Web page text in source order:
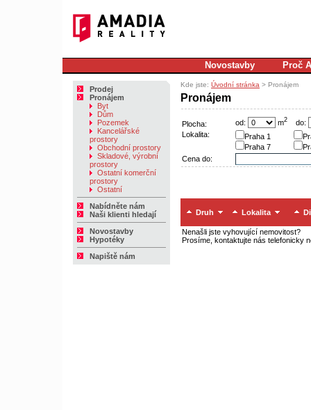
Novostavby Proč
Prodej
Pronájem
Byt
Dům
Pozemek
Kancelářské
prostory
Obchodní prostory
Skladové, výrobní
prostory
Ostatní komerční
prostory
Ostatní
Nabídněte nám
Naši klienti hledají
Novostavby
Hypotéky
Napiště nám
Kde jste: Úvodní stránka > Pronájem
Pronájem
Plocha: od: m2 do:
Lokalita:
Praha 1
Praha 7
Cena do:
Druh Lokalita
Nenašli jste vyhovující nemovitost?
Prosíme, kontaktujte nás telefonicky